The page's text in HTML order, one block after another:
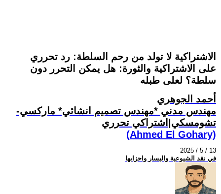
الاشتراكية لا تولد من رحم السلطة: رد تحرري
على الاشتراكية والثورة: هل يمكن التحرر دون
سلطة؟ لعلى طبله
أحمد الجوهري
مهندس مدني *مهندس تصميم انشائي* ماركسي-
تشومسكي|اشتراكي تحرري
(Ahmed El Gohary)
2025 / 5 / 13
في نقد الشيوعية واليسار واحزابها